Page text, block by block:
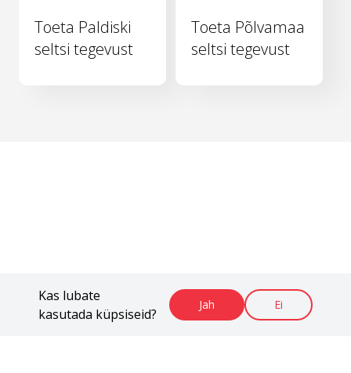
Kas lubate
kasutada küpsiseid?
Jah Ei
Toeta Paldiski
seltsi tegevust
Toeta Põlvamaa
seltsi tegevust